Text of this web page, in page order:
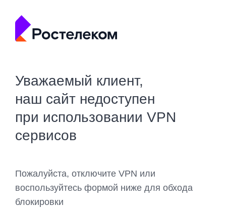
Уважаемый клиент,
наш сайт недоступен
при использовании VPN
сервисов
Пожалуйста, отключите VPN или
воспользуйтесь формой ниже для обхода
блокировки